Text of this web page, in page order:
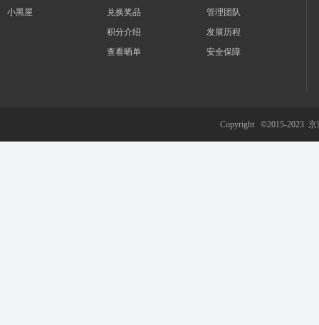
小黑屋
兑换奖品
积分介绍
查看晒单
管理团队
发展历程
安全保障
Copyright ©2015-2023 京